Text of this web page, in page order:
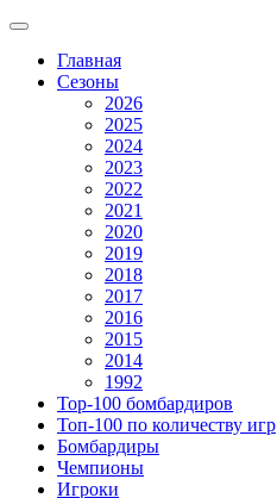
Главная
Сезоны
2026
2025
2024
2023
2022
2021
2020
2019
2018
2017
2016
2015
2014
1992
Top-100 бомбардиров
Топ-100 по количеству игр
Бомбардиры
Чемпионы
Игроки